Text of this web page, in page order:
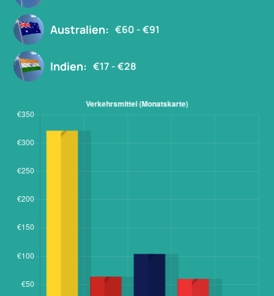
Australien: €60 - €91
Indien: €17 - €28